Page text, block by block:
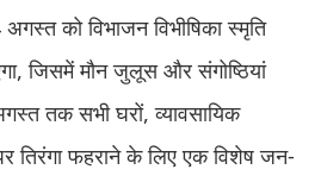
को विभाजन विभीषिका स्मृति
जिसमें मौन जुलूस और संगोष्ठियां
तक सभी घरों, व्यावसायिक
पर तिरंगा फहराने के लिए एक विशेष जन-